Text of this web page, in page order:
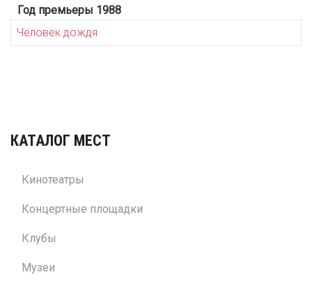
Год премьеры 1988
Человек дождя
КАТАЛОГ МЕСТ
Кинотеатры
Концертные площадки
Клубы
Музеи